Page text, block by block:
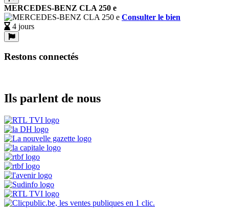
MERCEDES-BENZ CLA 250 e
Consulter le bien
4 jours
Restons connectés
Ils parlent de nous